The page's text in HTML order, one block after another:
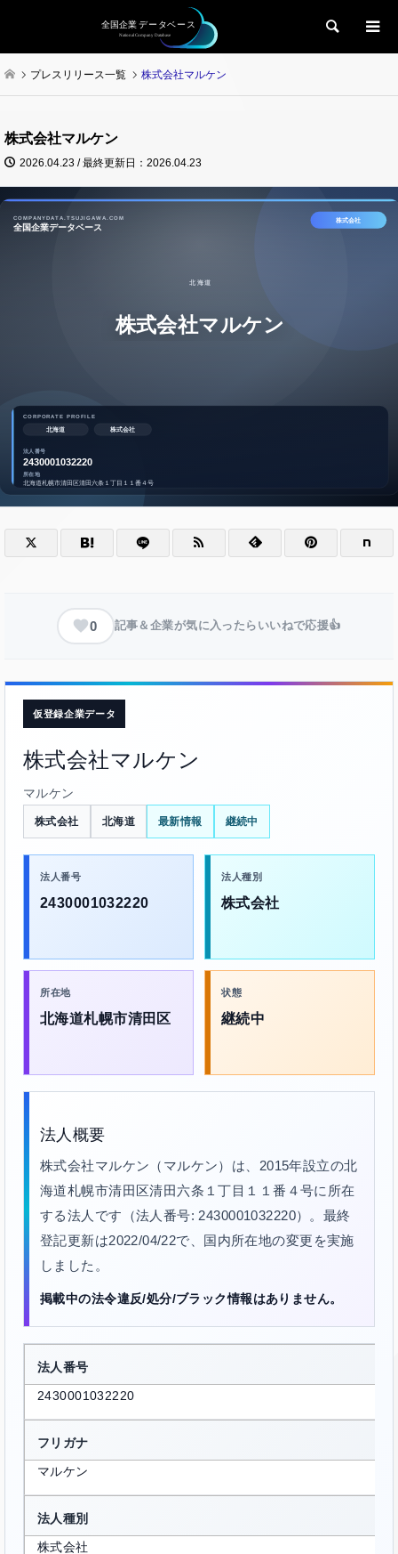
検索
プレスリリース一覧 株式会社マルケン
株式会社マルケン
2026.04.23 / 最終更新日：2026.04.23
0 記事＆企業が気に入ったらいいねで応援👍
仮登録企業データ
株式会社マルケン
マルケン
株式会社 北海道 最新情報 継続中
法人番号
2430001032220
法人種別
株式会社
所在地
北海道札幌市清田区
状態
継続中
法人概要
株式会社マルケン（マルケン）は、2015年設立の北
海道札幌市清田区清田六条１丁目１１番４号に所在
する法人です（法人番号: 2430001032220）。最終
登記更新は2022/04/22で、国内所在地の変更を実施
しました。
掲載中の法令違反/処分/ブラック情報はありません。
法人番号
2430001032220
フリガナ
マルケン
法人種別
株式会社